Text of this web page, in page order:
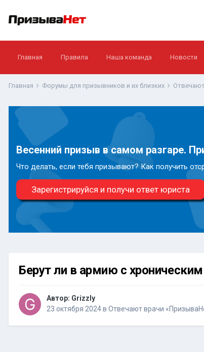
Главная Правила Наша команда Новости
Главная Форумы для призывников и их близких
Весенний призыв в самом разгаре.
Что делать, если тебя призывают? Как получить
Зарегистрируйся и получи ответ юриста
Берут ли в армию с
Автор: Grizzly
23 октября 2024в Отвечают врачи